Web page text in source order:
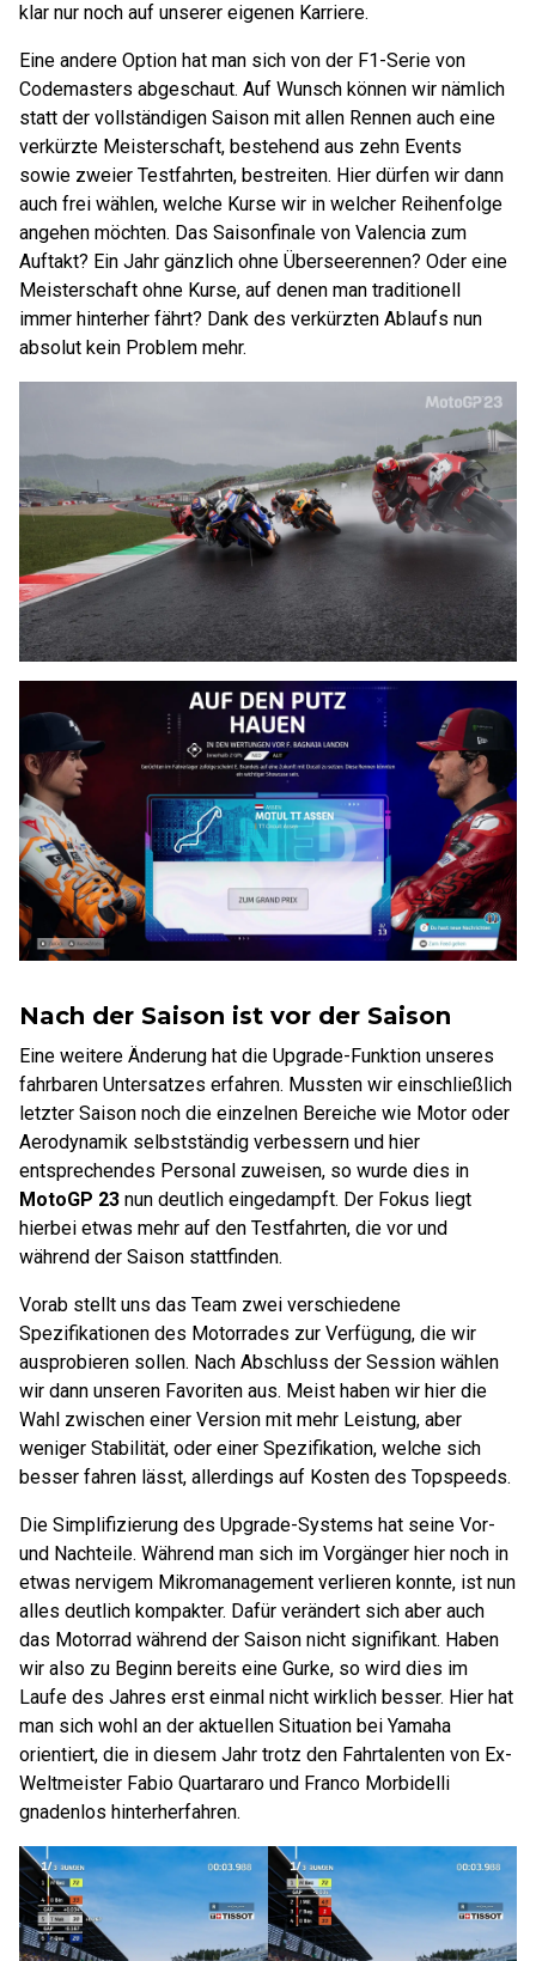
klar nur noch auf unserer eigenen Karriere.
Eine andere Option hat man sich von der F1-Serie von
Codemasters abgeschaut. Auf Wunsch können wir nämlich
statt der vollständigen Saison mit allen Rennen auch eine
verkürzte Meisterschaft, bestehend aus zehn Events
sowie zweier Testfahrten, bestreiten. Hier dürfen wir dann
auch frei wählen, welche Kurse wir in welcher Reihenfolge
angehen möchten. Das Saisonfinale von Valencia zum
Auftakt? Ein Jahr gänzlich ohne Überseerennen? Oder eine
Meisterschaft ohne Kurse, auf denen man traditionell
immer hinterher fährt? Dank des verkürzten Ablaufs nun
absolut kein Problem mehr.
Nach der Saison ist vor der Saison
Eine weitere Änderung hat die Upgrade-Funktion unseres
fahrbaren Untersatzes erfahren. Mussten wir einschließlich
letzter Saison noch die einzelnen Bereiche wie Motor oder
Aerodynamik selbstständig verbessern und hier
entsprechendes Personal zuweisen, so wurde dies in
MotoGP 23 nun deutlich eingedampft. Der Fokus liegt
hierbei etwas mehr auf den Testfahrten, die vor und
während der Saison stattfinden.
Vorab stellt uns das Team zwei verschiedene
Spezifikationen des Motorrades zur Verfügung, die wir
ausprobieren sollen. Nach Abschluss der Session wählen
wir dann unseren Favoriten aus. Meist haben wir hier die
Wahl zwischen einer Version mit mehr Leistung, aber
weniger Stabilität, oder einer Spezifikation, welche sich
besser fahren lässt, allerdings auf Kosten des Topspeeds.
Die Simplifizierung des Upgrade-Systems hat seine Vor-
und Nachteile. Während man sich im Vorgänger hier noch in
etwas nervigem Mikromanagement verlieren konnte, ist nun
alles deutlich kompakter. Dafür verändert sich aber auch
das Motorrad während der Saison nicht signifikant. Haben
wir also zu Beginn bereits eine Gurke, so wird dies im
Laufe des Jahres erst einmal nicht wirklich besser. Hier hat
man sich wohl an der aktuellen Situation bei Yamaha
orientiert, die in diesem Jahr trotz den Fahrtalenten von Ex-
Weltmeister Fabio Quartararo und Franco Morbidelli
gnadenlos hinterherfahren.